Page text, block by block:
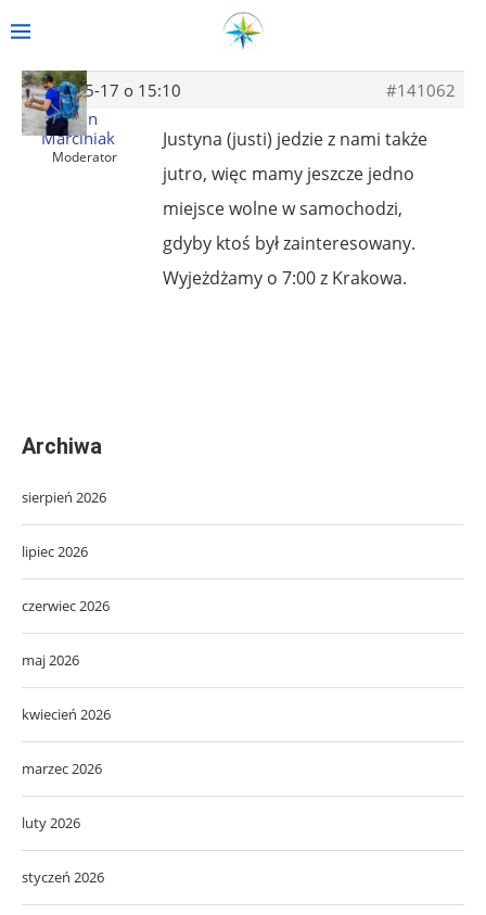
2014-05-17 o 15:10
#141062
Albin
Marciniak
Moderator
Justyna (justi) jedzie z nami także
jutro, więc mamy jeszcze jedno
miejsce wolne w samochodzi,
gdyby ktoś był zainteresowany.
Wyjeżdżamy o 7:00 z Krakowa.
Archiwa
sierpień 2026
lipiec 2026
czerwiec 2026
maj 2026
kwiecień 2026
marzec 2026
luty 2026
styczeń 2026